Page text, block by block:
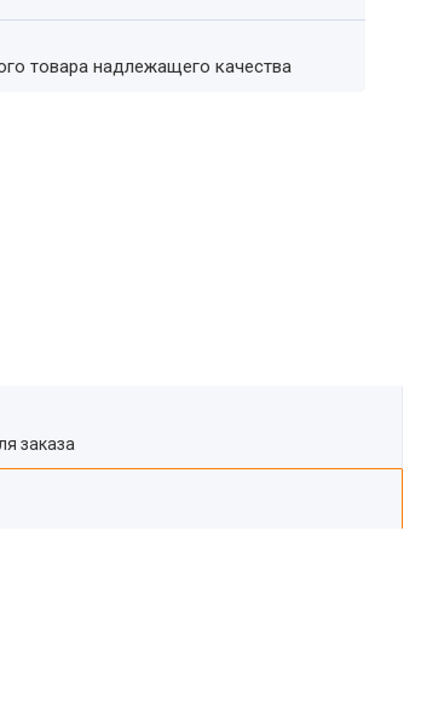
товара надлежащего качества
заказа